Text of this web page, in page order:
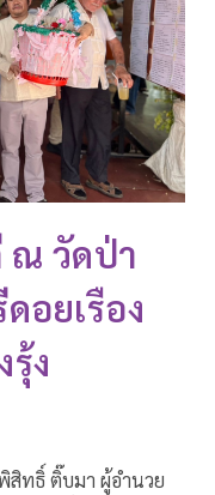
ณ วัดป่า
อยเรือง
รุ้ง
สิทธิ์ ติ๊บมา ผู้อำนวย